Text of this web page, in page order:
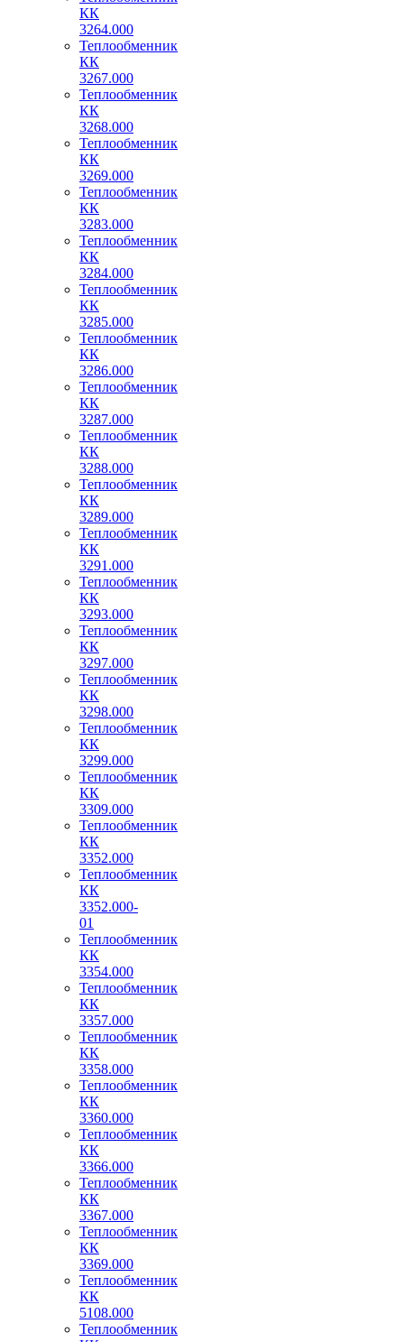
КК
3264.000
Теплообменник
КК
3267.000
Теплообменник
КК
3268.000
Теплообменник
КК
3269.000
Теплообменник
КК
3283.000
Теплообменник
КК
3284.000
Теплообменник
КК
3285.000
Теплообменник
КК
3286.000
Теплообменник
КК
3287.000
Теплообменник
КК
3288.000
Теплообменник
КК
3289.000
Теплообменник
КК
3291.000
Теплообменник
КК
3293.000
Теплообменник
КК
3297.000
Теплообменник
КК
3298.000
Теплообменник
КК
3299.000
Теплообменник
КК
3309.000
Теплообменник
КК
3352.000
Теплообменник
КК
3352.000-
01
Теплообменник
КК
3354.000
Теплообменник
КК
3357.000
Теплообменник
КК
3358.000
Теплообменник
КК
3360.000
Теплообменник
КК
3366.000
Теплообменник
КК
3367.000
Теплообменник
КК
3369.000
Теплообменник
КК
5108.000
Теплообменник